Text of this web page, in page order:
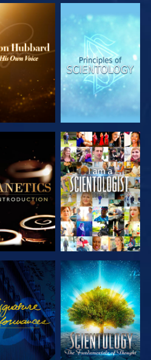
DE
SERIE
VERKEN DE
SERIE
DE
SERIE
KIJK
KIJK
VERKEN DE
SERIE